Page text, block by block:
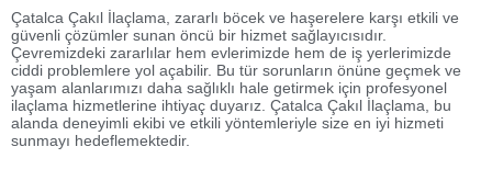
Çatalca Çakıl İlaçlama, zararlı böcek ve haşerelere karşı etkili ve
güvenli çözümler sunan öncü bir hizmet sağlayıcısıdır.
Çevremizdeki zararlılar hem evlerimizde hem de iş yerlerimizde
ciddi problemlere yol açabilir. Bu tür sorunların önüne geçmek ve
yaşam alanlarımızı daha sağlıklı hale getirmek için profesyonel
ilaçlama hizmetlerine ihtiyaç duyarız. Çatalca Çakıl İlaçlama, bu
alanda deneyimli ekibi ve etkili yöntemleriyle size en iyi hizmeti
sunmayı hedeflemektedir.